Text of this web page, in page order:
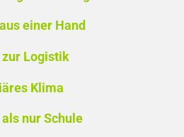
einer Hand
zur Logistik
Klima
nur Schule